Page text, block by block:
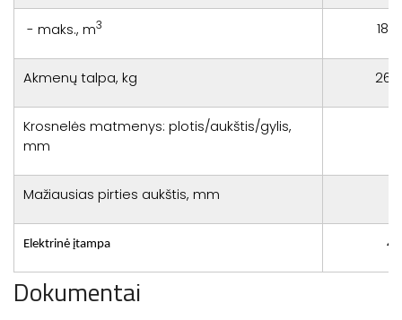
- maks., m3 18
Akmenų talpa, kg 26
Krosnelės matmenys: plotis/aukštis/gylis,
mm
Mažiausias pirties aukštis, mm
Elektrinė įtampa
Dokumentai